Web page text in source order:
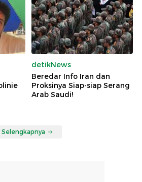
detikNews
Beredar Info Iran dan
Proksinya Siap-siap Serang
Arab Saudi!
Selengkapnya